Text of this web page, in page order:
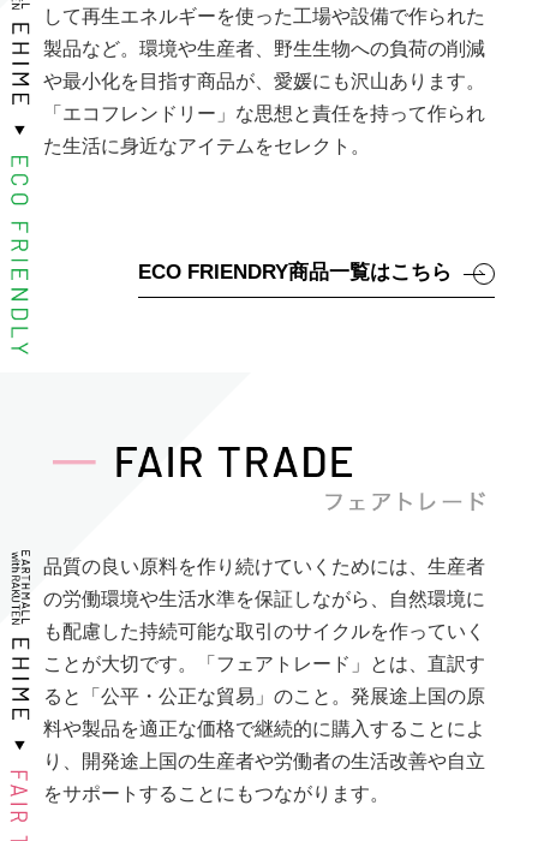
して再生エネルギーを使った工場や設備で作られた
製品など。環境や生産者、野生生物への負荷の削減
や最小化を目指す商品が、愛媛にも沢山あります。
「エコフレンドリー」な思想と責任を持って作られ
た生活に身近なアイテムをセレクト。
ECO FRIENDRY商品一覧はこちら
品質の良い原料を作り続けていくためには、生産者
の労働環境や生活水準を保証しながら、自然環境に
も配慮した持続可能な取引のサイクルを作っていく
ことが大切です。「フェアトレード」とは、直訳す
ると「公平・公正な貿易」のこと。発展途上国の原
料や製品を適正な価格で継続的に購入することによ
り、開発途上国の生産者や労働者の生活改善や自立
をサポートすることにもつながります。